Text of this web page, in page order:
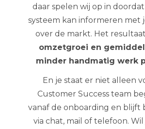
daar spelen wij op in
systeem kan informeren met
over de markt. Het
omzetgroei en
minder handmatig werk
En je staat er niet alleen
Customer Success team
vanaf de onboarding en blijft
via chat, mail of telefoon.